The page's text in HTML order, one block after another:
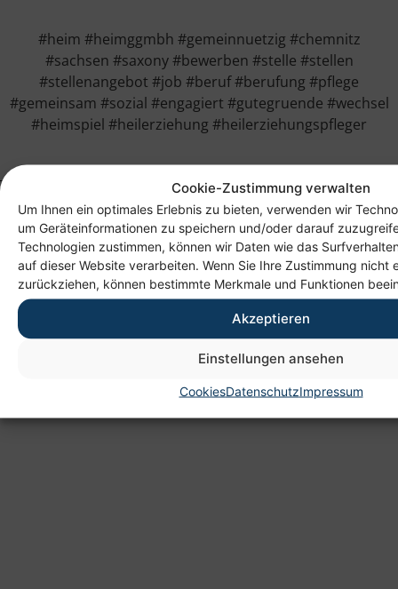
Cookie-Zustimmung verwalten
Um Ihnen ein optimales Erlebnis zu bieten, verwenden wir
um Geräteinformationen zu speichern und/oder darauf
Technologien zustimmen, können wir Daten wie das
auf dieser Website verarbeiten. Wenn Sie Ihre Zustimmung nicht
zurückziehen, können bestimmte Merkmale und Funktionen
Akzeptieren
Einstellungen ansehen
CookiesDatenschutzImpressum
#heim #heimggmbh #gemeinnuetzig #chemnitz
#sachsen #saxony #bewerben #stelle #stellen
#stellenangebot #job #beruf #berufung #pflege
#gemeinsam #sozial #engagiert #gutegruende #wechsel
#heimspiel #heilerziehung #heilerziehungspfleger
Anschrift
Heim gemeinnützige GmbH